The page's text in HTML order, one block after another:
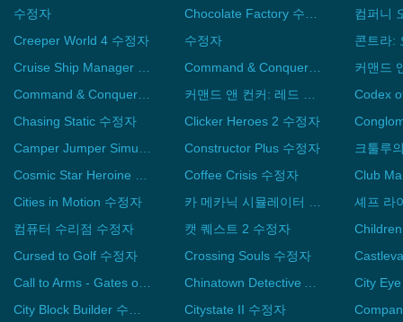
수정자
Chocolate Factory 수정자
Creeper World 4 수정자
수정자
Cruise Ship Manager 수정자
Command & Conquer Tiberian Sun and Firestorm 수정자
Command & Conquer™ Generals Zero Hour 수정자
커맨드 앤 컨커: 레드 얼럿 2 및 유리의 복수 수정자
Codex
Chasing Static 수정자
Clicker Heroes 2 수정자
Camper Jumper Simulator 수정자
Constructor Plus 수정자
크툴루
Cosmic Star Heroine 수정자
Coffee Crisis 수정자
Cities in Motion 수정자
카 메카닉 시뮬레이터 2014 수정자
컴퓨터 수리점 수정자
캣 퀘스트 2 수정자
Cursed to Golf 수정자
Crossing Souls 수정자
Call to Arms - Gates of Hell: Ostfront 수정자
Chinatown Detective Agency 수정자
City
City Block Builder 수정자
Citystate II 수정자